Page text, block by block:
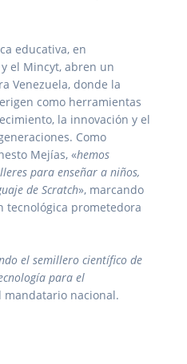
educativa, en
el Mincyt, abren un
Venezuela, donde la
como herramientas
la innovación y el
Como
Mejías, «hemos
para enseñar a niños,
de Scratch», marcando
tecnológica prometedora
el semillero científico de
para el
mandatario nacional.